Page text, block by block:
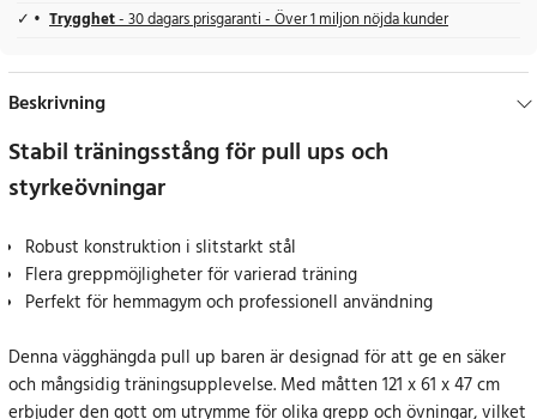
Trygghet- 30 dagars prisgaranti - Över 1 miljon nöjda kunder
Beskrivning
Stabil träningsstång för pull ups och
styrkeövningar
Robust konstruktion i slitstarkt stål
Flera greppmöjligheter för varierad träning
Perfekt för hemmagym och professionell användning
Denna vägghängda pull up baren är designad för att ge en säker
och mångsidig träningsupplevelse. Med måtten 121 x 61 x 47 cm
erbjuder den gott om utrymme för olika grepp och övningar, vilket